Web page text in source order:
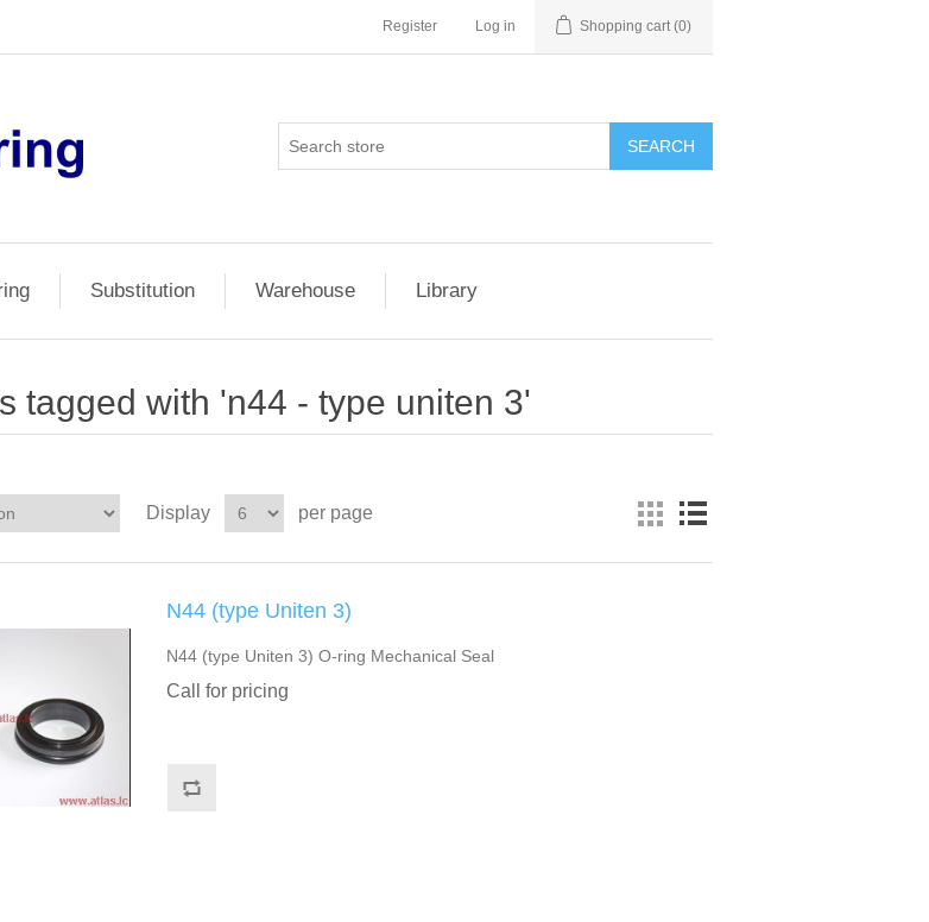
Register Log in Shopping cart (0)
Substitution Warehouse Library
tagged with 'n44 - type uniten 3'
Display per page
N44 (type Uniten 3)
N44 (type Uniten 3) O-ring Mechanical Seal
Call for pricing